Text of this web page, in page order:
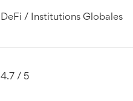
DeFi / Institutions Globales
4.7 / 5